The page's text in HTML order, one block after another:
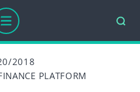
2018
PLATFORM